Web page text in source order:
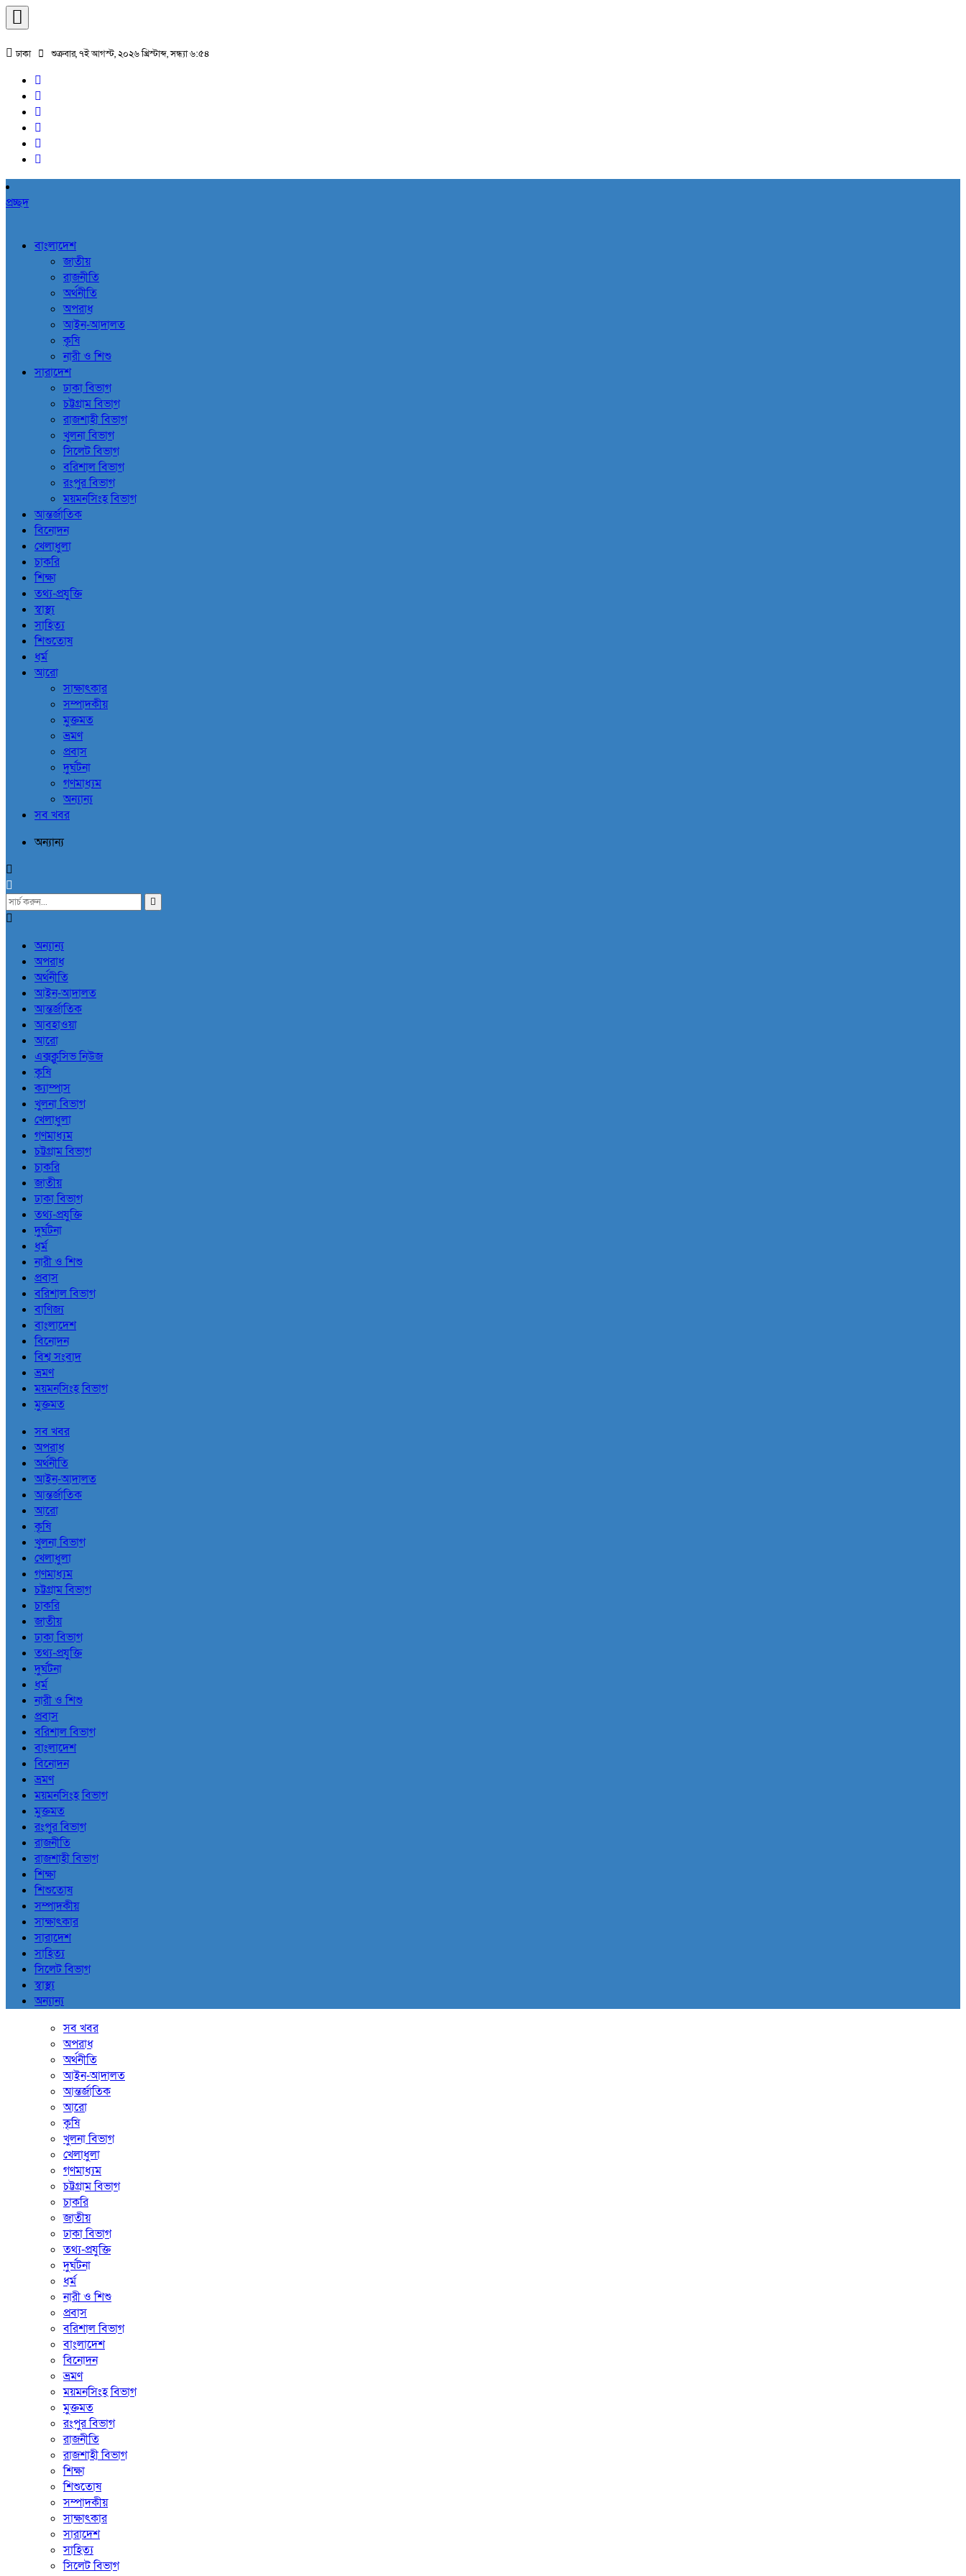
ঢাকা শুক্রবার, ৭ই আগস্ট, ২০২৬ খ্রিস্টাব্দ, সন্ধ্যা ৬:৫৪
প্রচ্ছদ
বাংলাদেশ
জাতীয়
রাজনীতি
অর্থনীতি
অপরাধ
আইন-আদালত
কৃষি
নারী ও শিশু
সারাদেশ
ঢাকা বিভাগ
চট্টগ্রাম বিভাগ
রাজশাহী বিভাগ
খুলনা বিভাগ
সিলেট বিভাগ
বরিশাল বিভাগ
রংপুর বিভাগ
ময়মনসিংহ বিভাগ
আন্তর্জাতিক
বিনোদন
খেলাধুলা
চাকরি
শিক্ষা
তথ্য-প্রযুক্তি
স্বাস্থ্য
সাহিত্য
শিশুতোষ
ধর্ম
আরো
সাক্ষাৎকার
সম্পাদকীয়
মুক্তমত
ভ্রমণ
প্রবাস
দুর্ঘটনা
গণমাধ্যম
অন্যান্য
সব খবর
অন্যান্য
অন্যান্য
অপরাধ
অর্থনীতি
আইন-আদালত
আন্তর্জাতিক
আবহাওয়া
আরো
এক্সক্লুসিভ নিউজ
কৃষি
ক্যাম্পাস
খুলনা বিভাগ
খেলাধুলা
গণমাধ্যম
চট্টগ্রাম বিভাগ
চাকরি
জাতীয়
ঢাকা বিভাগ
তথ্য-প্রযুক্তি
দুর্ঘটনা
ধর্ম
নারী ও শিশু
প্রবাস
বরিশাল বিভাগ
বাণিজ্য
বাংলাদেশ
বিনোদন
বিশ্ব সংবাদ
ভ্রমণ
ময়মনসিংহ বিভাগ
মুক্তমত
সব খবর
অপরাধ
অর্থনীতি
আইন-আদালত
আন্তর্জাতিক
আরো
কৃষি
খুলনা বিভাগ
খেলাধুলা
গণমাধ্যম
চট্টগ্রাম বিভাগ
চাকরি
জাতীয়
ঢাকা বিভাগ
তথ্য-প্রযুক্তি
দুর্ঘটনা
ধর্ম
নারী ও শিশু
প্রবাস
বরিশাল বিভাগ
বাংলাদেশ
বিনোদন
ভ্রমণ
ময়মনসিংহ বিভাগ
মুক্তমত
রংপুর বিভাগ
রাজনীতি
রাজশাহী বিভাগ
শিক্ষা
শিশুতোষ
সম্পাদকীয়
সাক্ষাৎকার
সারাদেশ
সাহিত্য
সিলেট বিভাগ
স্বাস্থ্য
অন্যান্য
সব খবর
অপরাধ
অর্থনীতি
আইন-আদালত
আন্তর্জাতিক
আরো
কৃষি
খুলনা বিভাগ
খেলাধুলা
গণমাধ্যম
চট্টগ্রাম বিভাগ
চাকরি
জাতীয়
ঢাকা বিভাগ
তথ্য-প্রযুক্তি
দুর্ঘটনা
ধর্ম
নারী ও শিশু
প্রবাস
বরিশাল বিভাগ
বাংলাদেশ
বিনোদন
ভ্রমণ
ময়মনসিংহ বিভাগ
মুক্তমত
রংপুর বিভাগ
রাজনীতি
রাজশাহী বিভাগ
শিক্ষা
শিশুতোষ
সম্পাদকীয়
সাক্ষাৎকার
সারাদেশ
সাহিত্য
সিলেট বিভাগ